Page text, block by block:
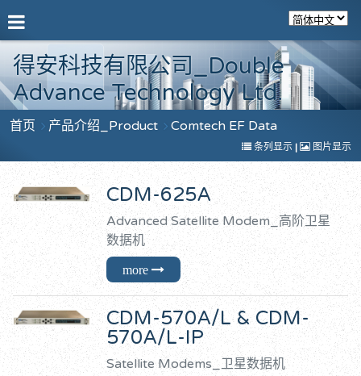
得安科技有限公司_Double
Advance Technology Ltd.
首页 产品介绍_Product Comtech EF Data
条列显示 | 图片显示
CDM-625A
Advanced Satellite Modem_高阶卫星
数据机
CDM-570A/L & CDM-
570A/L-IP
Satellite Modems_卫星数据机